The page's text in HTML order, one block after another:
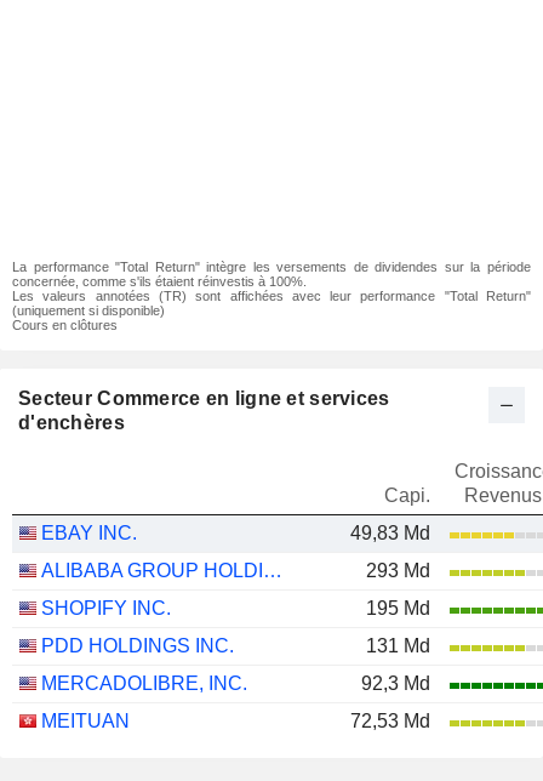
La performance "Total Return" intègre les versements de dividendes sur la période
concernée, comme s'ils étaient réinvestis à 100%.
Les valeurs annotées (TR) sont affichées avec leur performance "Total Return"
(uniquement si disponible)
Cours en clôtures
Secteur Commerce en ligne et services
d'enchères
Capi.
Revenus
EBAY INC.
49,83 Md
ALIBABA GROUP HOLDING LIMITED
293 Md
SHOPIFY INC.
195 Md
PDD HOLDINGS INC.
131 Md
MERCADOLIBRE, INC.
92,3 Md
MEITUAN
72,53 Md